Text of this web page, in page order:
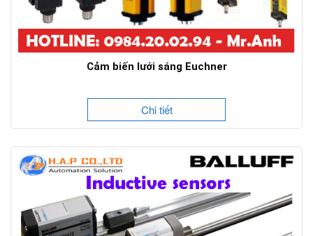
Cảm biến lưới sáng Euchner
Chi tiết